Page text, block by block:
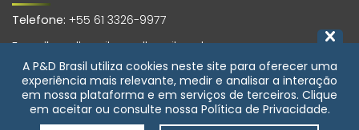
Telefone: +55 61 3326-9977
E-mail: pedbrasil@pedbrasil.org.br
Endereço:
SCS, Quadra 01, Bloco H, Edifício Morro Vermelho, 6º andar,
Sala 601 Asa Sul, Brasília-DF, CEP 70399-900
A P&D Brasil utiliza cookies neste site para oferecer uma
experiência mais relevante, medir e analisar a interação
em nossa plataforma e em serviços de terceiros. Clique
em aceitar ou consulte nossa Política de Privacidade.